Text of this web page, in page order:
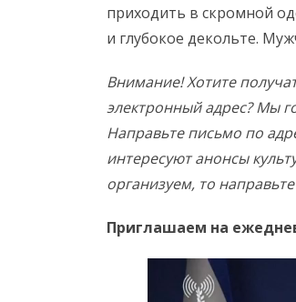
приходить в скромной
и глубокое декольте.
Внимание! Хотите
электронный адрес? Мы
Направьте письмо по
интересуют анонсы
организуем, то
Приглашаем на